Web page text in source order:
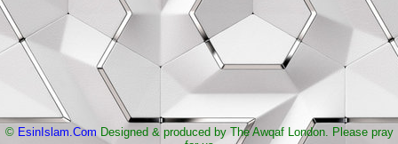
© EsinIslam.Com Designed & produced by The Awqaf London. Please pray